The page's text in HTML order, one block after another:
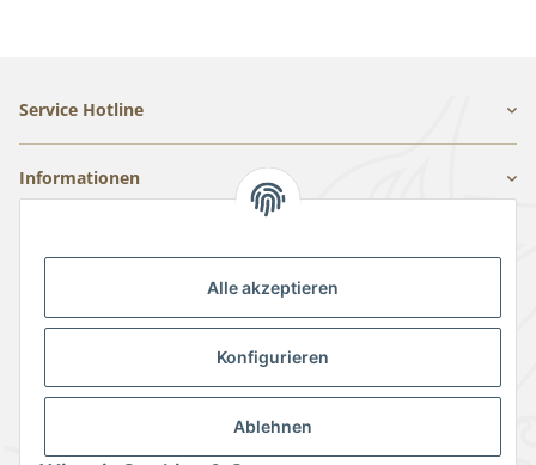
Alle akzeptieren
Konfigurieren
Ablehnen
Service Hotline
Informationen
Vertrag widerrufen